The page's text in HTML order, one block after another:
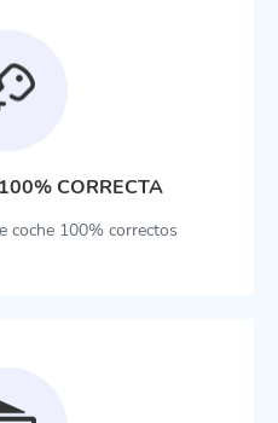
CORRECTA
coche 100% correctos